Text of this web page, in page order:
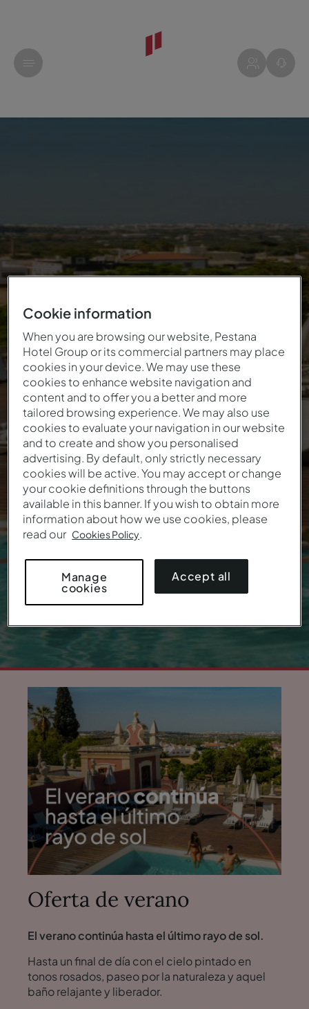
El verano continúa
hasta el último rayo de
sol
Desde 52€ / noche
Oferta de verano
El verano continúa hasta el último rayo de sol.
Hasta un final de día con el cielo pintado en
tonos rosados, paseo por la naturaleza y aquel
baño relajante y liberador.
Cookie information
When you are browsing our website, Pestana
Hotel Group or its commercial partners may place
cookies in your device. We may use these
cookies to enhance website navigation and
content and to offer you a better and more
tailored browsing experience. We may also use
cookies to evaluate your navigation in our website
and to create and show you personalised
advertising. By default, only strictly necessary
cookies will be active. You may accept or change
your cookie definitions through the buttons
available in this banner. If you wish to obtain more
information about how we use cookies, please
read our Cookies Policy.
Accept all
Manage
cookies